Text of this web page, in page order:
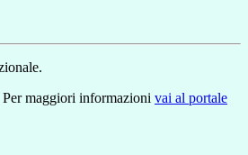
maggiori informazioni vai al portale